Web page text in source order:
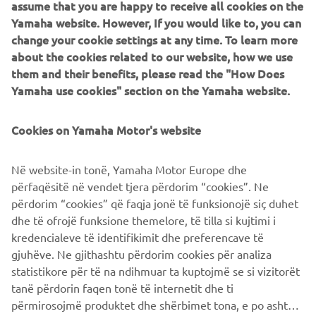
Portachiavi 6X9
Galleggia quando cade in acqua ed è sempre pronto a fare
tuo motore fuoribordo, in modo che solo la persona
TROVA IL CONCESSIONARIO PIÙ VICINO
assume that you are happy to receive all cookies on the
Yamaha website. However, If you would like to, you can
change your cookie settings at any time. To learn more
about the cookies related to our website, how we use
them and their benefits, please read the "How Does
Yamaha use cookies" section on the Yamaha website.
Cookies on Yamaha Motor's website
Në website-in tonë, Yamaha Motor Europe dhe
përfaqësitë në vendet tjera përdorim “cookies”. Ne
përdorim “cookies” që faqja jonë të funksionojë siç duhet
dhe të ofrojë funksione themelore, të tilla si kujtimi i
kredencialeve të identifikimit dhe preferencave të
gjuhëve. Ne gjithashtu përdorim cookies për analiza
statistikore për të na ndihmuar ta kuptojmë se si vizitorët
tanë përdorin faqen tonë të internetit dhe ti
përmirosojmë produktet dhe shërbimet tona, e po ashtu ti